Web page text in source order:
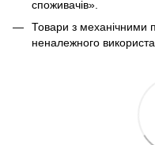
споживачів».
Товари з механічними
неналежного